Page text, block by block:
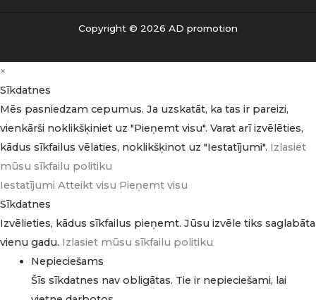
Copyright © 2026 AD promotion
×
Sīkdatnes
Mēs pasniedzam cepumus. Ja uzskatāt, ka tas ir pareizi,
vienkārši noklikšķiniet uz "Pieņemt visu". Varat arī izvēlēties,
kādus sīkfailus vēlaties, noklikšķinot uz "Iestatījumi". Izlasiet
mūsu sīkfailu politiku
Iestatījumi Atteikt visu Pieņemt visu
Sīkdatnes
Izvēlieties, kādus sīkfailus pieņemt. Jūsu izvēle tiks saglabāta
vienu gadu. Izlasiet mūsu sīkfailu politiku
Nepieciešams
Šīs sīkdatnes nav obligātas. Tie ir nepieciešami, lai